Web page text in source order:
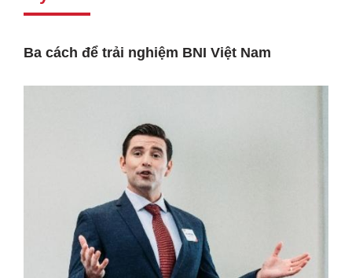
Ba cách để trải nghiệm BNI Việt Nam